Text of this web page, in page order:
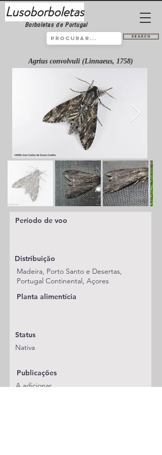
Lusoborboletas
Borboletas de Portugal
Search
Agrius convolvuli (Linnaeus, 1758)
Período de voo
Distribuição
Madeira, Porto Santo e Desertas,
Portugal Continental, Açores
Planta alimentícia
Status
Nativa
Publicações
A adicionar